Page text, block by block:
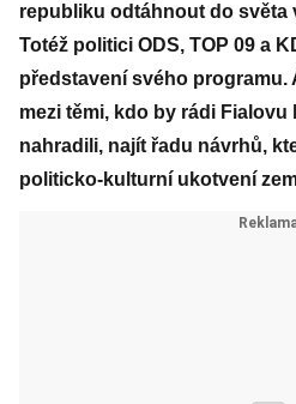
republiku odtáhnout do
Totéž politici ODS, TOP 09 a
představení svého programu.
mezi těmi, kdo by rádi
nahradili, najít řadu návrhů,
politicko-kulturní ukotvení